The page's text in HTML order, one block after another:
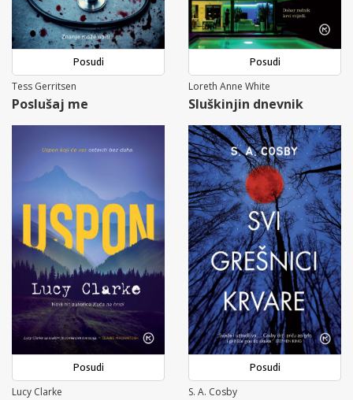
Posudi
Tess Gerritsen
Poslušaj me
Posudi
Loreth Anne White
Sluškinjin dnevnik
Posudi
Lucy Clarke
Posudi
S. A. Cosby